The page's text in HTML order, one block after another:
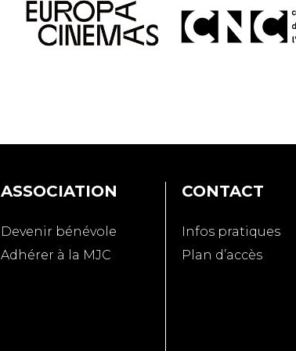
ASSOCIATION
Devenir bénévole
Adhérer à la MJC
CONTACT
Infos pratiques
Plan d’accès